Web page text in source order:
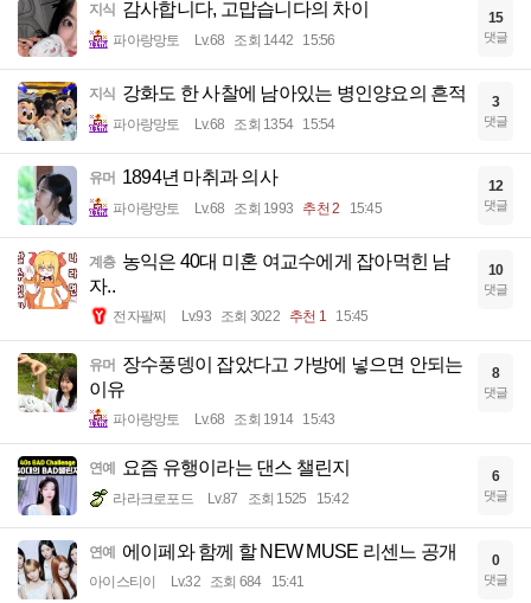
지식 감사합니다, 고맙습니다의 차이
파아랑망토 Lv.68 조회 1442 15:56
15
댓글
지식 강화도 한 사찰에 남아있는 병인양요의 흔적
파아랑망토 Lv.68 조회 1354 15:54
3
댓글
유머 1894년 마취과 의사
파아랑망토 Lv.68 조회 1993 추천 2 15:45
12
댓글
계층 농익은 40대 미혼 여교수에게 잡아먹힌 남
자..
전자팔찌 Lv.93 조회 3022 추천 1 15:45
10
댓글
유머 장수풍뎅이 잡았다고 가방에 넣으면 안되는
이유
파아랑망토 Lv.68 조회 1914 15:43
8
댓글
연예 요즘 유행이라는 댄스 챌린지
라라크로포드 Lv.87 조회 1525 15:42
6
댓글
연예 에이페와 함께 할 NEW MUSE 리센느 공개
아이스티이 Lv.32 조회 684 15:41
0
댓글